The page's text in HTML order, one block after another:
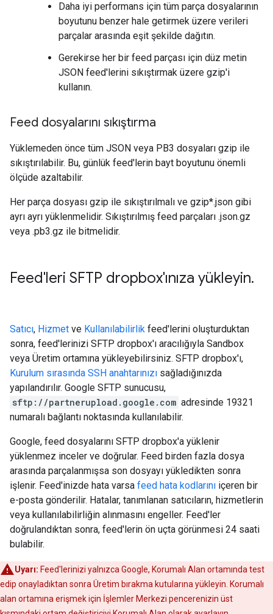
Daha iyi performans için tüm parça dosyalarının
boyutunu benzer hale getirmek üzere verileri
parçalar arasında eşit şekilde dağıtın.
Gerekirse her bir feed parçası için düz metin
JSON feed'lerini sıkıştırmak üzere gzip'i
kullanın.
Feed dosyalarını sıkıştırma
Yüklemeden önce tüm JSON veya PB3 dosyaları gzip ile
sıkıştırılabilir. Bu, günlük feed'lerin bayt boyutunu önemli
ölçüde azaltabilir.
Her parça dosyası gzip ile sıkıştırılmalı ve gzip*.json gibi
ayrı ayrı yüklenmelidir. Sıkıştırılmış feed parçaları .json.gz
veya .pb3.gz ile bitmelidir.
Feed'leri SFTP dropbox'ınıza yükleyin.
Satıcı, Hizmet ve Kullanılabilirlik feed'lerini oluşturduktan
sonra, feed'lerinizi SFTP dropbox'ı aracılığıyla Sandbox
veya Üretim ortamına yükleyebilirsiniz. SFTP dropbox'ı,
Kurulum sırasında SSH anahtarınızı sağladığınızda
yapılandırılır. Google SFTP sunucusu,
sftp://partnerupload.google.com adresinde 19321
numaralı bağlantı noktasında kullanılabilir.
Google, feed dosyalarını SFTP dropbox'a yüklenir
yüklenmez inceler ve doğrular. Feed birden fazla dosya
arasında parçalanmışsa son dosyayı yükledikten sonra
işlenir. Feed'inizde hata varsa feed hata kodlarını içeren bir
e-posta gönderilir. Hatalar, tanımlanan satıcıların, hizmetlerin
veya kullanılabilirliğin alınmasını engeller. Feed'ler
doğrulandıktan sonra, feed'lerin ön uçta görünmesi 24 saati
bulabilir.
Uyarı: Feed'lerinizi yalnızca Google, Korumalı Alan ortamında test
edip onayladıktan sonra Üretim bırakma kutularına yükleyin. Korumalı
alan ortamına erişmek için İşlemler Merkezi pencerenizin üst